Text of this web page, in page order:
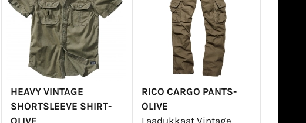
HEAVY VINTAGE
SHORTSLEEVE SHIRT-
OLIVE
RICO CARGO PANTS-
OLIVE
Laadukkaat Vintage